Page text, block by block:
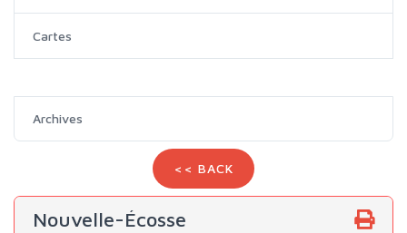
Cartes
Archives
<< BACK
Nouvelle-Écosse